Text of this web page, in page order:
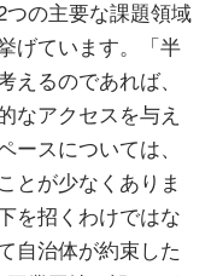
の主要な課題領域
げています。「半
えるのであれば、
なアクセスを与え
ースについては、
とが少なくありま
を招くわけではな
自治体が約束した